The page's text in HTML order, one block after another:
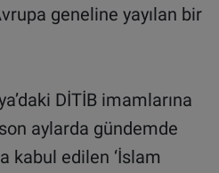
geneline yayılan bir
DİTİB imamlarına
aylarda gündemde
kabul edilen ‘İslam